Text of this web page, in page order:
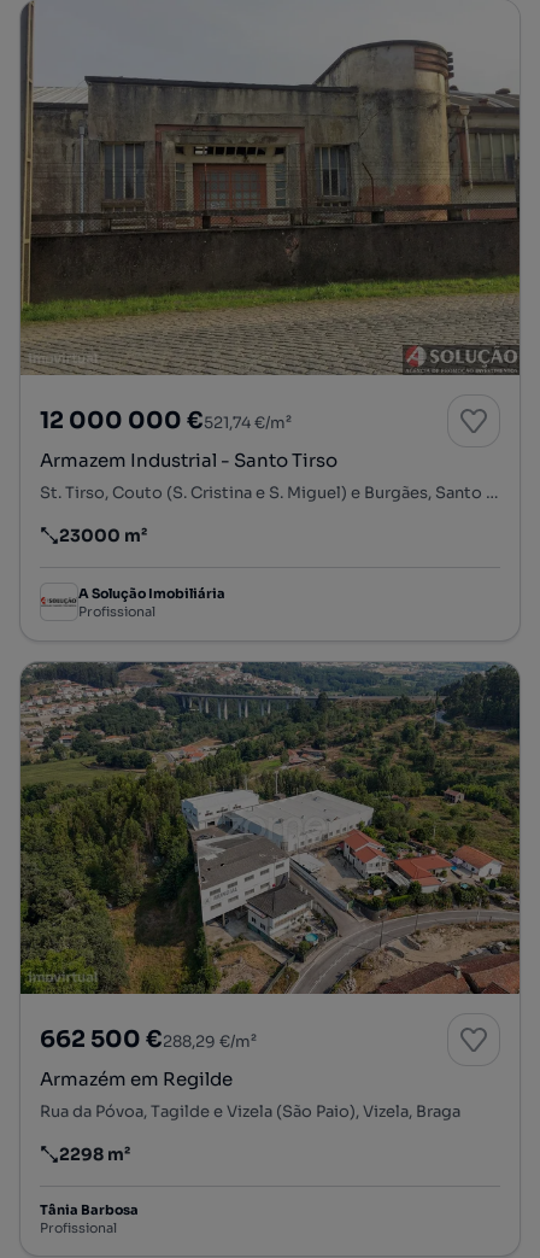
12 000 000 €521,74 €/m²
Armazem Industrial - Santo Tirso
St. Tirso, Couto (S. Cristina e S. Miguel) e Burgães, Santo Tirso, Porto
Preço por metro quadrado
23000 m²
A Solução Imobiliária
Profissional
662 500 €288,29 €/m²
Armazém em Regilde
Rua da Póvoa, Tagilde e Vizela (São Paio), Vizela, Braga
Preço por metro quadrado
2298 m²
Tânia Barbosa
Profissional